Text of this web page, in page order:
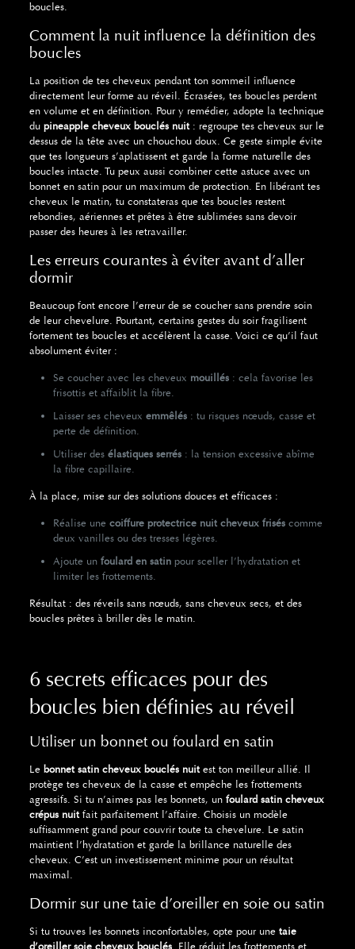
boucles.
Comment la nuit influence la définition des
boucles
La position de tes cheveux pendant ton sommeil influence
directement leur forme au réveil. Écrasées, tes boucles perdent
en volume et en définition. Pour y remédier, adopte la technique
du pineapple cheveux bouclés nuit: regroupe tes cheveux sur le
dessus de la tête avec un chouchou doux. Ce geste simple évite
que tes longueurs s’aplatissent et garde la forme naturelle des
boucles intacte. Tu peux aussi combiner cette astuce avec un
bonnet en satin pour un maximum de protection. En libérant tes
cheveux le matin, tu constateras que tes boucles restent
rebondies, aériennes et prêtes à être sublimées sans devoir
passer des heures à les retravailler.
Les erreurs courantes à éviter avant d’aller
dormir
Beaucoup font encore l’erreur de se coucher sans prendre soin
de leur chevelure. Pourtant, certains gestes du soir fragilisent
fortement tes boucles et accélèrent la casse. Voici ce qu’il faut
absolument éviter :
Se coucher avec les cheveux mouillés: cela favorise les
frisottis et affaiblit la fibre.
Laisser ses cheveux emmêlés: tu risques nœuds, casse et
perte de définition.
Utiliser des élastiques serrés: la tension excessive abîme
la fibre capillaire.
À la place, mise sur des solutions douces et efficaces :
Réalise une coiffure protectrice nuit cheveux friséscomme
deux vanilles ou des tresses légères.
Ajoute un foulard en satinpour sceller l’hydratation et
limiter les frottements.
Résultat : des réveils sans nœuds, sans cheveux secs, et des
boucles prêtes à briller dès le matin.
6 secrets efficaces pour des
boucles bien définies au réveil
Utiliser un bonnet ou foulard en satin
Le bonnet satin cheveux bouclés nuitest ton meilleur allié. Il
protège tes cheveux de la casse et empêche les frottements
agressifs. Si tu n’aimes pas les bonnets, un foulard satin cheveux
crépus nuitfait parfaitement l’affaire. Choisis un modèle
suffisamment grand pour couvrir toute ta chevelure. Le satin
maintient l’hydratation et garde la brillance naturelle des
cheveux. C’est un investissement minime pour un résultat
maximal.
Dormir sur une taie d’oreiller en soie ou satin
Si tu trouves les bonnets inconfortables, opte pour une taie